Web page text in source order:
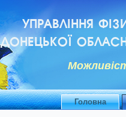
УПРАВЛІННЯ
ДОНЕЦЬКОЇ
Головна